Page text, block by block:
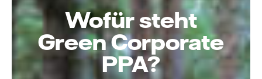
Wofür steht
Green Corporate
PPA?